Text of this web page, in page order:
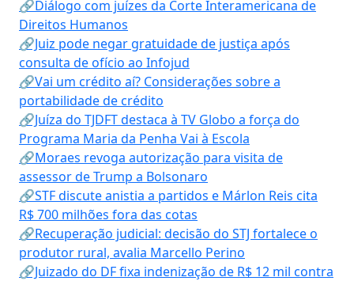
🔗Diálogo com juízes da Corte Interamericana de
Direitos Humanos
🔗Juiz pode negar gratuidade de justiça após
consulta de ofício ao Infojud
🔗Vai um crédito aí? Considerações sobre a
portabilidade de crédito
🔗Juíza do TJDFT destaca à TV Globo a força do
Programa Maria da Penha Vai à Escola
🔗Moraes revoga autorização para visita de
assessor de Trump a Bolsonaro
🔗STF discute anistia a partidos e Márlon Reis cita
R$ 700 milhões fora das cotas
🔗Recuperação judicial: decisão do STJ fortalece o
produtor rural, avalia Marcello Perino
🔗Juizado do DF fixa indenização de R$ 12 mil contra